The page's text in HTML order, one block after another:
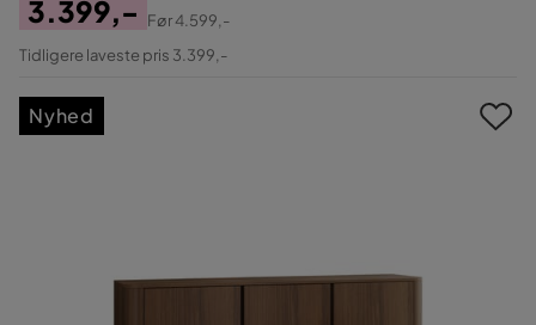
Pris
3.399,-
Original
Før4.599,-
Tidligere laveste pris 3.399,-
Nyhed